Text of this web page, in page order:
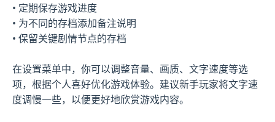
• 定期保存游戏进度
• 为不同的存档添加备注说明
• 保留关键剧情节点的存档
在设置菜单中，你可以调整音量、画质、文字速度等选
项，根据个人喜好优化游戏体验。建议新手玩家将文字速
度调慢一些，以便更好地欣赏游戏内容。